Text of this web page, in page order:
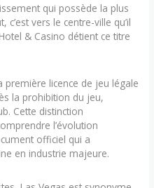
qui possède la plus
vers le centre-ville qu’il
& Casino détient ce titre
première licence de jeu légale
la prohibition du jeu,
Cette distinction
l’évolution
officiel qui a
en industrie majeure.